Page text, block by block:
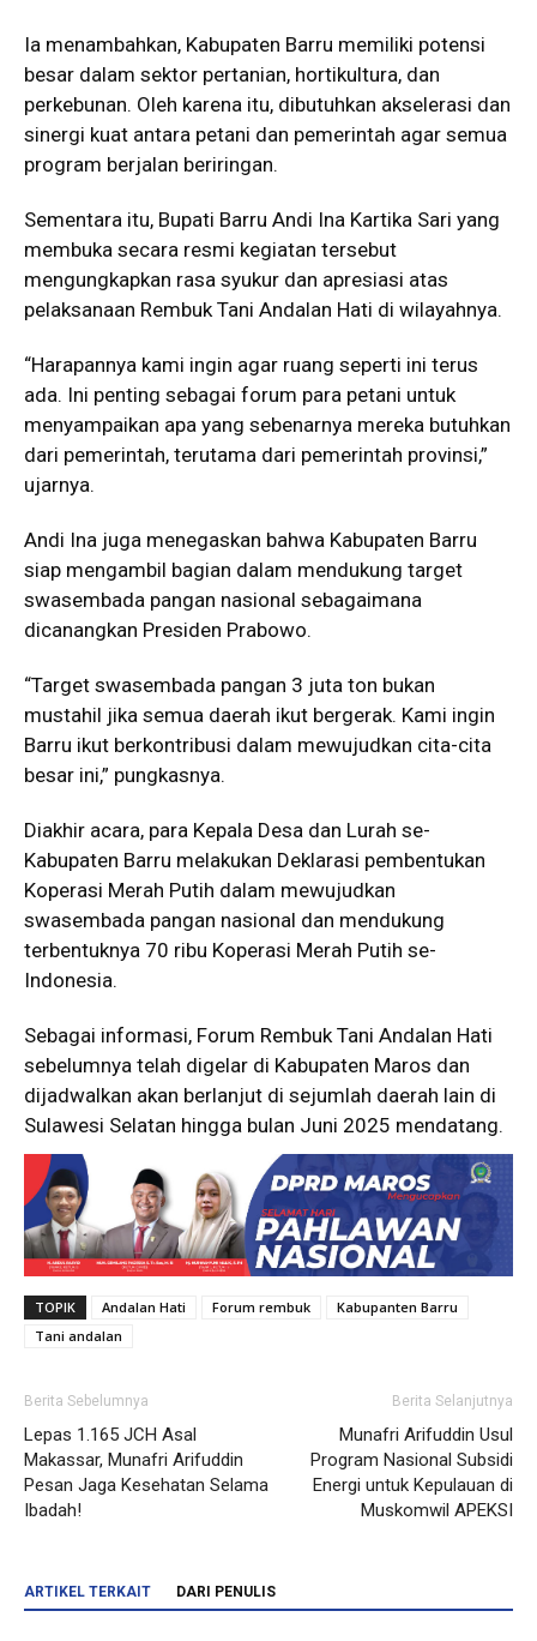
Ia menambahkan, Kabupaten Barru memiliki potensi
besar dalam sektor pertanian, hortikultura, dan
perkebunan. Oleh karena itu, dibutuhkan akselerasi dan
sinergi kuat antara petani dan pemerintah agar semua
program berjalan beriringan.
Sementara itu, Bupati Barru Andi Ina Kartika Sari yang
membuka secara resmi kegiatan tersebut
mengungkapkan rasa syukur dan apresiasi atas
pelaksanaan Rembuk Tani Andalan Hati di wilayahnya.
“Harapannya kami ingin agar ruang seperti ini terus
ada. Ini penting sebagai forum para petani untuk
menyampaikan apa yang sebenarnya mereka butuhkan
dari pemerintah, terutama dari pemerintah provinsi,”
ujarnya.
Andi Ina juga menegaskan bahwa Kabupaten Barru
siap mengambil bagian dalam mendukung target
swasembada pangan nasional sebagaimana
dicanangkan Presiden Prabowo.
“Target swasembada pangan 3 juta ton bukan
mustahil jika semua daerah ikut bergerak. Kami ingin
Barru ikut berkontribusi dalam mewujudkan cita-cita
besar ini,” pungkasnya.
Diakhir acara, para Kepala Desa dan Lurah se-
Kabupaten Barru melakukan Deklarasi pembentukan
Koperasi Merah Putih dalam mewujudkan
swasembada pangan nasional dan mendukung
terbentuknya 70 ribu Koperasi Merah Putih se-
Indonesia.
Sebagai informasi, Forum Rembuk Tani Andalan Hati
sebelumnya telah digelar di Kabupaten Maros dan
dijadwalkan akan berlanjut di sejumlah daerah lain di
Sulawesi Selatan hingga bulan Juni 2025 mendatang.
TOPIK Andalan Hati Forum rembuk
Kabupanten Barru
Tani andalan
Berita Sebelumnya
Lepas 1.165 JCH Asal
Makassar, Munafri Arifuddin
Pesan Jaga Kesehatan Selama
Ibadah!
Berita Selanjutnya
Munafri Arifuddin Usul
Program Nasional Subsidi
Energi untuk Kepulauan di
Muskomwil APEKSI
ARTIKEL TERKAIT DARI PENULIS